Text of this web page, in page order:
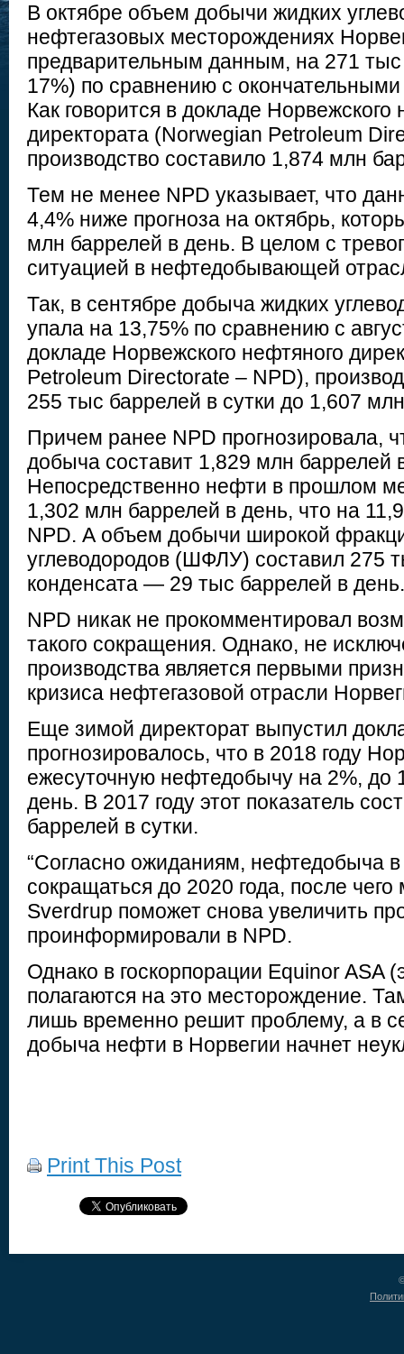
В октябре объем добычи жидких
нефтегазовых месторождениях
предварительным данным, на 271
17%) по сравнению с
Как говорится в докладе Норвежского
директората (Norwegian Petroleum
производство составило 1,874 млн
Тем не менее NPD указывает, что
4,4% ниже прогноза на октябрь,
млн баррелей в день. В целом с
ситуацией в нефтедобывающей
Так, в сентябре добыча жидких
упала на 13,75% по сравнению с
докладе Норвежского нефтяного
Petroleum Directorate – NPD),
255 тыс баррелей в сутки до 1,607
Причем ранее NPD прогнозировала,
добыча составит 1,829 млн баррелей
Непосредственно нефти в прошлом
1,302 млн баррелей в день, что на
NPD. А объем добычи широкой
углеводородов (ШФЛУ) составил 275
конденсата — 29 тыс баррелей в день.
NPD никак не прокомментировал
такого сокращения. Однако, не
производства является первыми
кризиса нефтегазовой отрасли
Еще зимой директорат выпустил
прогнозировалось, что в 2018 году
ежесуточную нефтедобычу на 2%, до
день. В 2017 году этот показатель
баррелей в сутки.
“Согласно ожиданиям, нефтедобыча в
сокращаться до 2020 года, после
Sverdrup поможет снова увеличить
проинформировали в NPD.
Однако в госкорпорации Equinor ASA
полагаются на это месторождение.
лишь временно решит проблему, а в
добыча нефти в Норвегии начнет
Print This Post